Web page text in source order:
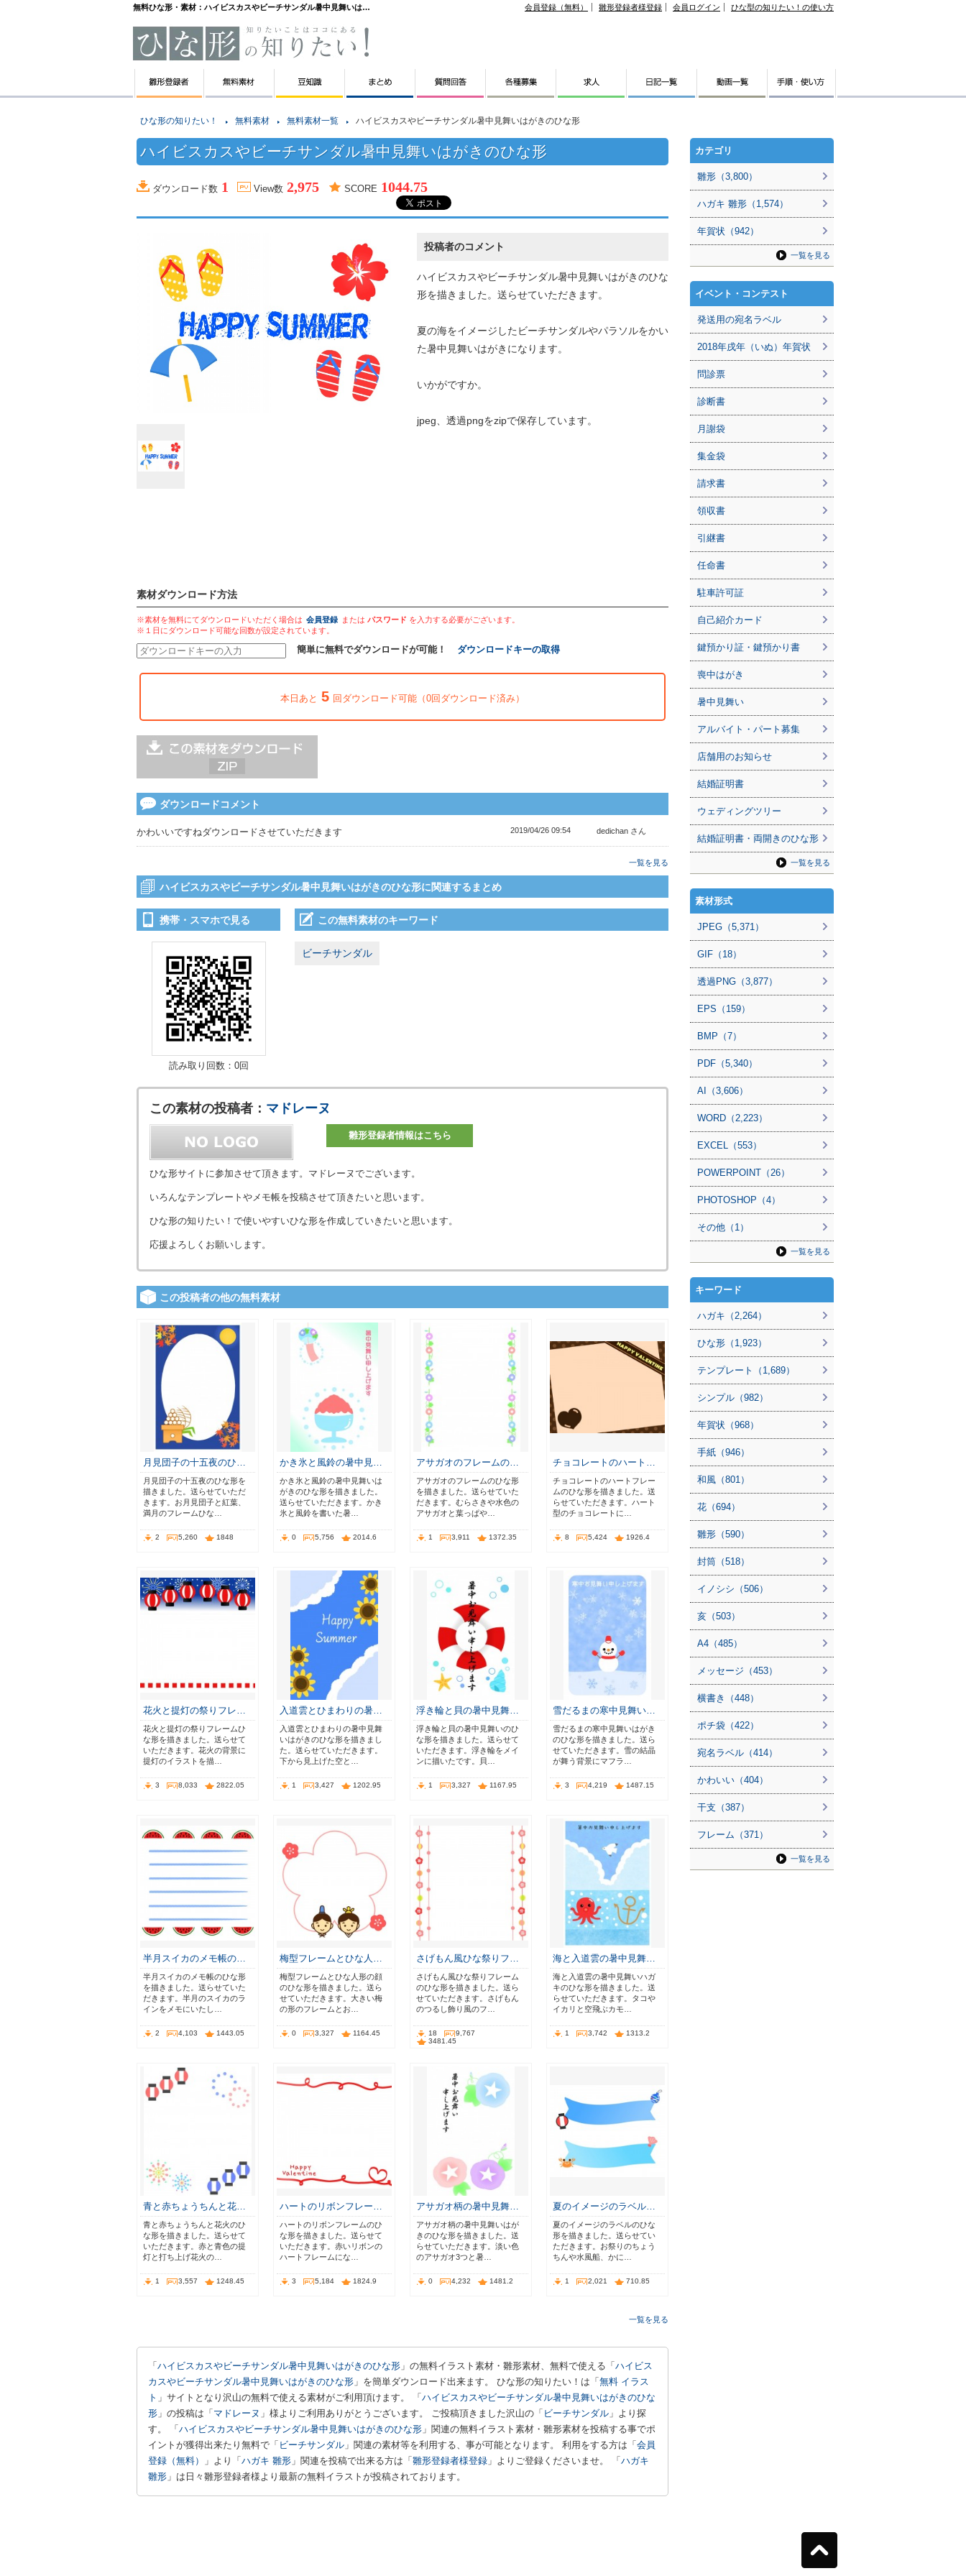
無料ひな形・素材：ハイビスカスやビーチサンダル暑中見舞いは… 会員登録（無料） 雛形登録者様登録 会員ログイン ひな型の知りたい！の使い方
ひな形の知りたい！ 無料素材 無料素材一覧 ハイビスカスやビーチサンダル暑中見舞いはがきのひな形
ハイビスカスやビーチサンダル暑中見舞いはがきのひな形
ダウンロード数 1 View数 2,975 SCORE 1044.75
投稿者のコメント
ハイビスカスやビーチサンダル暑中見舞いはがきのひな
形を描きました。送らせていただきます。
夏の海をイメージしたビーチサンダルやパラソルをかい
た暑中見舞いはがきになります。
いかがですか。
jpeg、透過pngをzipで保存しています。
素材ダウンロード方法
※素材を無料にてダウンロードいただく場合は 会員登録 または パスワード を入力する必要がございます。
※１日にダウンロード可能な回数が設定されています。
簡単に無料でダウンロードが可能！ ダウンロードキーの取得
本日あと 5 回ダウンロード可能（0回ダウンロード済み）
ダウンロードコメント
かわいいですねダウンロードさせていただきます 2019/04/26 09:54 dedichan さん
一覧を見る
ハイビスカスやビーチサンダル暑中見舞いはがきのひな形に関連するまとめ
携帯・スマホで見る
読み取り回数：0回
この無料素材のキーワード
ビーチサンダル
この素材の投稿者： マドレーヌ
雛形登録者情報はこちら
ひな形サイトに参加させて頂きます。マドレーヌでございます。
いろんなテンプレートやメモ帳を投稿させて頂きたいと思います。
ひな形の知りたい！で使いやすいひな形を作成していきたいと思います。
応援よろしくお願いします。
この投稿者の他の無料素材
月見団子の十五夜のひ…
月見団子の十五夜のひな形を
描きました。送らせていただ
きます。お月見団子と紅葉、
満月のフレームひな…
2 5,260 1848
かき氷と風鈴の暑中見…
かき氷と風鈴の暑中見舞いは
がきのひな形を描きました。
送らせていただきます。かき
氷と風鈴を書いた暑…
0 5,756 2014.6
アサガオのフレームの…
アサガオのフレームのひな形
を描きました。送らせていた
だきます。むらさきや水色の
アサガオと葉っぱや…
1 3,911 1372.35
チョコレートのハート…
チョコレートのハートフレー
ムのひな形を描きました。送
らせていただきます。ハート
型のチョコレートに…
8 5,424 1926.4
花火と提灯の祭りフレ…
花火と提灯の祭りフレームひ
な形を描きました。送らせて
いただきます。花火の背景に
提灯のイラストを描…
3 8,033 2822.05
入道雲とひまわりの暑…
入道雲とひまわりの暑中見舞
いはがきのひな形を描きまし
た。送らせていただきます。
下から見上げた空と…
1 3,427 1202.95
浮き輪と貝の暑中見舞…
浮き輪と貝の暑中見舞いのひ
な形を描きました。送らせて
いただきます。浮き輪をメイ
ンに描いたです。貝…
1 3,327 1167.95
雪だるまの寒中見舞い…
雪だるまの寒中見舞いはがき
のひな形を描きました。送ら
せていただきます。雪の結晶
が舞う背景にマフラ…
3 4,219 1487.15
半月スイカのメモ帳の…
半月スイカのメモ帳のひな形
を描きました。送らせていた
だきます。半月のスイカのラ
インをメモにいたし…
2 4,103 1443.05
梅型フレームとひな人…
梅型フレームとひな人形の顔
のひな形を描きました。送ら
せていただきます。大きい梅
の形のフレームとお…
0 3,327 1164.45
さげもん風ひな祭りフ…
さげもん風ひな祭りフレーム
のひな形を描きました。送ら
せていただきます。さげもん
のつるし飾り風のフ…
18
9,767
3481.45
海と入道雲の暑中見舞…
海と入道雲の暑中見舞いハガ
キのひな形を描きました。送
らせていただきます。タコや
イカリと空飛ぶカモ…
1 3,742 1313.2
青と赤ちょうちんと花…
青と赤ちょうちんと花火のひ
な形を描きました。送らせて
いただきます。赤と青色の提
灯と打ち上げ花火の…
1 3,557 1248.45
ハートのリボンフレー…
ハートのリボンフレームのひ
な形を描きました。送らせて
いただきます。赤いリボンの
ハートフレームにな…
3 5,184 1824.9
アサガオ柄の暑中見舞…
アサガオ柄の暑中見舞いはが
きのひな形を描きました。送
らせていただきます。淡い色
のアサガオ3つと暑…
0 4,232 1481.2
夏のイメージのラベル…
夏のイメージのラベルのひな
形を描きました。送らせてい
ただきます。お祭りのちょう
ちんや水風船、かに…
1 2,021 710.85
一覧を見る
「 ハイビスカスやビーチサンダル暑中見舞いはがきのひな形 」の無料イラスト素材・雛形素材、無料で使える「 ハイビス
カスやビーチサンダル暑中見舞いはがきのひな形 」を簡単ダウンロード出来ます。 ひな形の知りたい！は「 無料 イラス
ト 」サイトとなり沢山の無料で使える素材がご利用頂けます。 「 ハイビスカスやビーチサンダル暑中見舞いはがきのひな
形 」の投稿は「 マドレーヌ 」様よりご利用ありがとうございます。 ご投稿頂きました沢山の「 ビーチサンダル 」より探
す。 「 ハイビスカスやビーチサンダル暑中見舞いはがきのひな形 」関連の無料イラスト素材・雛形素材を投稿する事でポ
イントが獲得出来たり無料で「 ビーチサンダル 」関連の素材等を利用する、事が可能となります。 利用をする方は「 会員
登録（無料）
」より「 ハガキ 雛形 」関連を投稿で出来る方は「 雛形登録者様登録 」よりご登録くださいませ。 「 ハガキ
雛形 」は日々雛形登録者様より最新の無料イラストが投稿されております。
カテゴリ
雛形（3,800）
ハガキ 雛形（1,574）
年賀状（942）
一覧を見る
イベント・コンテスト
発送用の宛名ラベル
2018年戌年（いぬ）年賀状
問診票
診断書
月謝袋
集金袋
請求書
領収書
引継書
任命書
駐車許可証
自己紹介カード
鍵預かり証・鍵預かり書
喪中はがき
暑中見舞い
アルバイト・パート募集
店舗用のお知らせ
結婚証明書
ウェディングツリー
結婚証明書・両開きのひな形
一覧を見る
素材形式
JPEG（5,371）
GIF（18）
透過PNG（3,877）
EPS（159）
BMP（7）
PDF（5,340）
AI（3,606）
WORD（2,223）
EXCEL（553）
POWERPOINT（26）
PHOTOSHOP（4）
その他（1）
一覧を見る
キーワード
ハガキ（2,264）
ひな形（1,923）
テンプレート（1,689）
シンプル（982）
年賀状（968）
手紙（946）
和風（801）
花（694）
雛形（590）
封筒（518）
イノシシ（506）
亥（503）
A4（485）
メッセージ（453）
横書き（448）
ポチ袋（422）
宛名ラベル（414）
かわいい（404）
干支（387）
フレーム（371）
一覧を見る